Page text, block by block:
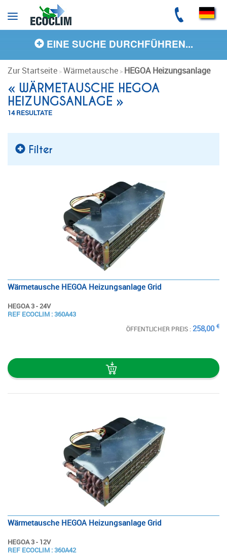
Cookie-Einstellungen
EINE SUCHE DURCHFÜHREN...
Zur Startseite Wärmetausche HEGOA Heizungsanlage
« WÄRMETAUSCHE HEGOA
HEIZUNGSANLAGE »
14 RESULTATE
Filter
Wärmetausche HEGOA Heizungsanlage Grid
HEGOA 3 - 24V
REF ECOCLIM : 360A43
ÖFFENTLICHER PREIS : 258,00 €
Wärmetausche HEGOA Heizungsanlage Grid
HEGOA 3 - 12V
REF ECOCLIM : 360A42